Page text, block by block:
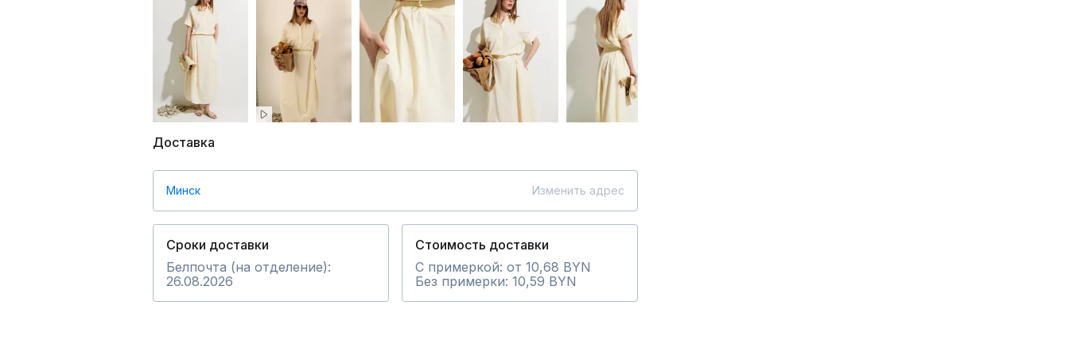
Доставка
Минск Изменить адрес
Сроки доставки
Белпочта (на отделение):
26.08.2026
Стоимость доставки
С примеркой: от 10,68 BYN
Без примерки: 10,59 BYN